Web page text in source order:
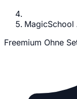
MagicSchool
Freemium Ohne